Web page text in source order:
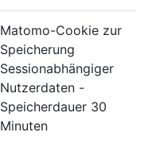
Matomo-Cookie zur
Speicherung
Sessionabhängiger
Nutzerdaten -
Speicherdauer 30
Minuten